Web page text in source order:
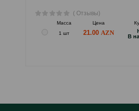
( Отзывы)
Масса Цена
1 шт
21.00
B